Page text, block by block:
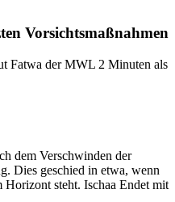
Vorsichtsmaßnahmen
Fatwa der MWL 2 Minuten als
dem Verschwinden der
Dies geschied in etwa, wenn
Horizont steht. Ischaa Endet mit